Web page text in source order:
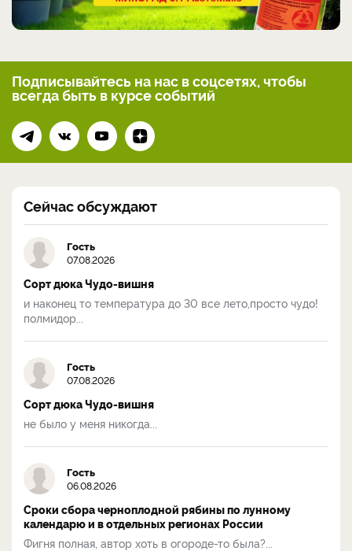
Подписывайтесь на нас в соцсетях, чтобы
всегдабыть в курсе событий
Сейчас обсуждают
Гость
07.08.2026
Сорт дюка Чудо-вишня
и наконец то температура до 30 все лето,просто чудо!
полмидор...
Гость
07.08.2026
Сорт дюка Чудо-вишня
не было у меня никогда...
Гость
06.08.2026
Сроки сбора черноплодной рябины по лунному
календарю и в отдельных регионах России
Фигня полная, автор хоть в огороде-то была?...